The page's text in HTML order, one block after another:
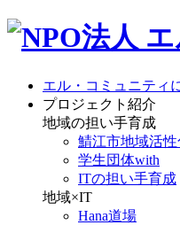
エル・コミュニティ
プロジェクト紹介
地域の担い手育成
鯖江市地域活
学生団体with
ITの担い手育成
地域×IT
Hana道場